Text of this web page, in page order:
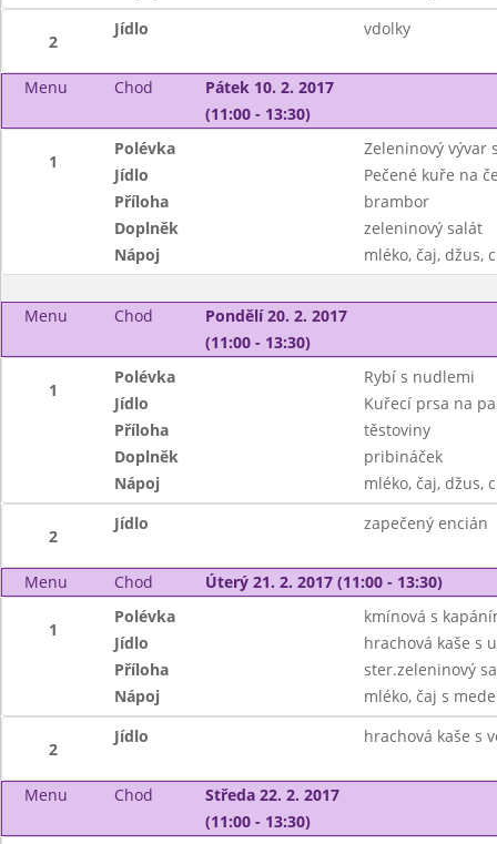
2
Jídlo vdolky
Menu Chod
Pátek 10. 2. 2017
(11:00 - 13:30)
1
Polévka
Zeleninový vývar
Jídlo
Pečené kuře na
Příloha
brambor
Doplněk
zeleninový salát
Nápoj
mléko, čaj, džus,
Menu Chod
Pondělí 20. 2. 2017
(11:00 - 13:30)
1
Polévka
Rybí s nudlemi
Jídlo
Kuřecí prsa na
Příloha
těstoviny
Doplněk
pribináček
Nápoj
mléko, čaj, džus,
2
Jídlo zapečený encián
Menu Chod Úterý 21. 2. 2017 (11:00 - 13:30)
1
Polévka
kmínová s
Jídlo
hrachová kaše s
Příloha
ster.zeleninový
Nápoj
mléko, čaj s
2
Jídlo hrachová kaše s
Menu Chod
Středa 22. 2. 2017
(11:00 - 13:30)